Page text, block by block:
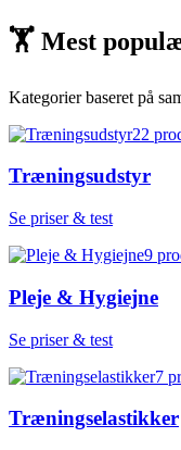
🏋 Mest
Kategorier baseret på
22
Træningsudstyr
Se priser & test
9
Pleje & Hygiejne
Se priser & test
7
Træningselastikker